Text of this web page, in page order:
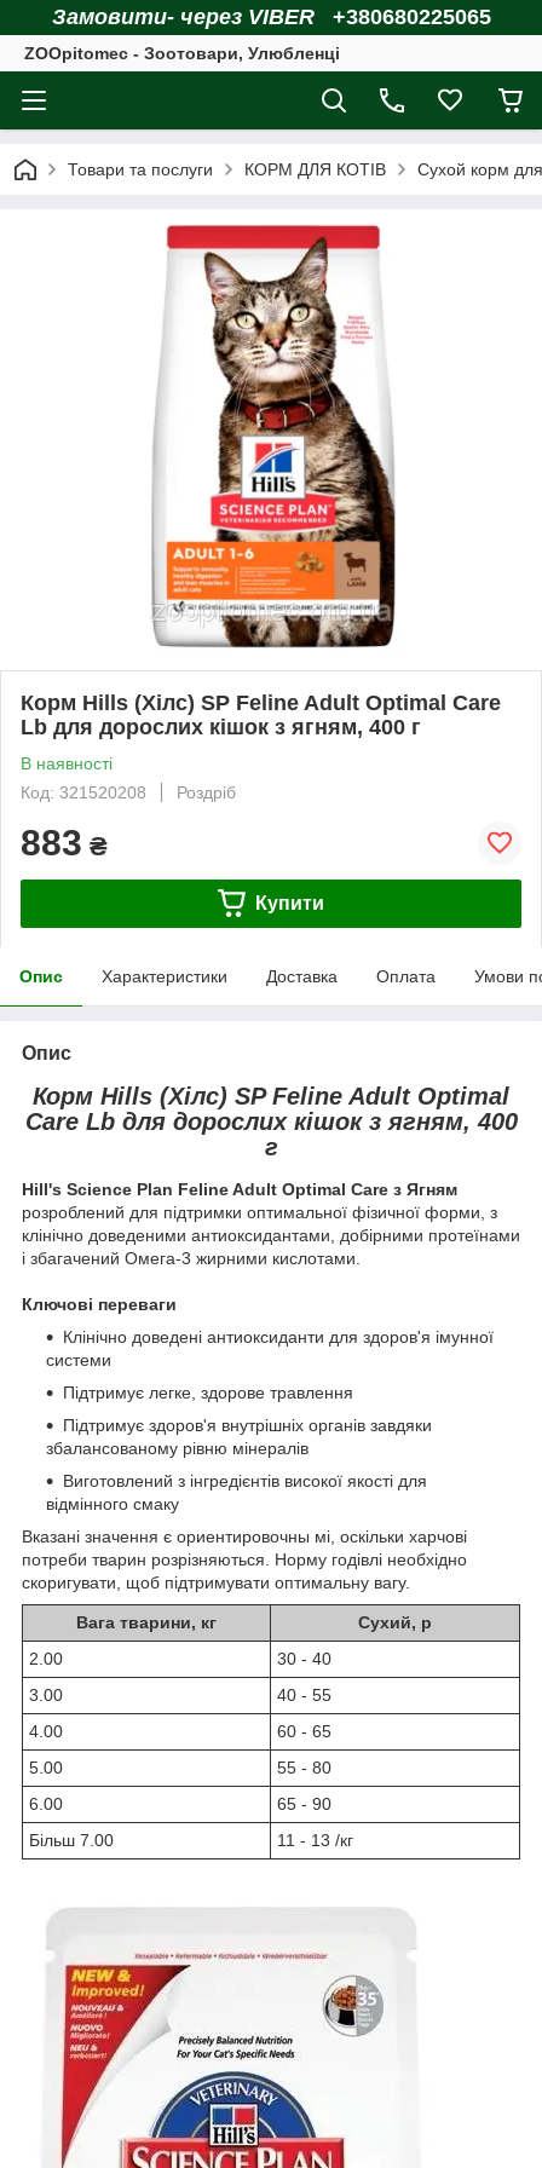
Замовити- через VIBER +380680225065
ZOOpitomec - Зоотовари, Улюбленці
Товари та послуги КОРМ ДЛЯ КОТІВ Сухой корм
Корм Hills (Хілс) SP Feline Adult Optimal Care
Lb для дорослих кішок з ягням, 400 г
В наявності
Код: 321520208
Роздріб
883 ₴
Купити
Опис Характеристики Доставка Оплата Умови
Опис
Корм Hills (Хілс) SP Feline Adult Optimal
Care Lb для дорослих кішок з ягням, 400
г
Hill's Science Plan Feline Adult Optimal Care з Ягням
розроблений для підтримки оптимальної фізичної форми, з
клінічно доведеними антиоксидантами, добірними протеїнами
і збагачений Омега-3 жирними кислотами.
Ключові переваги
Клінічно доведені антиоксиданти для здоров'я імунної
системи
Підтримує легке, здорове травлення
Підтримує здоров'я внутрішніх органів завдяки
збалансованому рівню мінералів
Виготовлений з інгредієнтів високої якості для
відмінного смаку
Вказані значення є ориентировочны мі, оскільки харчові
потреби тварин розрізняються. Норму годівлі необхідно
скоригувати, щоб підтримувати оптимальну вагу.
Вага тварини, кг
Сухий, р
2.00
30 - 40
3.00
40 - 55
4.00
60 - 65
5.00
55 - 80
6.00
65 - 90
Більш 7.00
11 - 13 /кг